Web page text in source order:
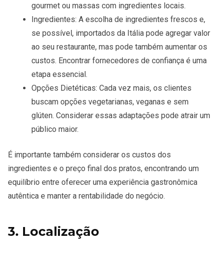
gourmet ou massas com ingredientes locais.
Ingredientes: A escolha de ingredientes frescos e,
se possível, importados da Itália pode agregar valor
ao seu restaurante, mas pode também aumentar os
custos. Encontrar fornecedores de confiança é uma
etapa essencial.
Opções Dietéticas: Cada vez mais, os clientes
buscam opções vegetarianas, veganas e sem
glúten. Considerar essas adaptações pode atrair um
público maior.
É importante também considerar os custos dos
ingredientes e o preço final dos pratos, encontrando um
equilíbrio entre oferecer uma experiência gastronômica
autêntica e manter a rentabilidade do negócio.
3. Localização